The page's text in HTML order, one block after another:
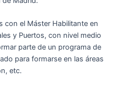
con el Máster Habilitante en
y Puertos, con nivel medio
parte de un programa de
para formarse en las áreas
etc.